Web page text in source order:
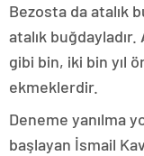
Bezosta da atalık
atalık
gibi bin, iki bin yıl
ekmeklerdir.
Deneme yanılma
başlayan İsmail